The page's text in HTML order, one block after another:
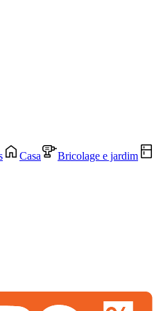
Casa Bricolage e jardim